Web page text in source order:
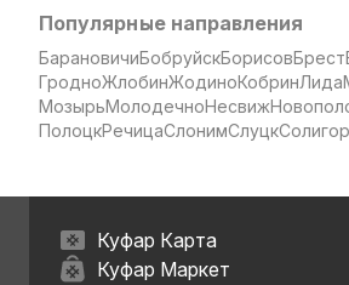
Популярные направления
БарановичиБобруйскБорисовБрест
ГродноЖлобинЖодиноКобринЛида
МозырьМолодечноНесвиж
ПолоцкРечицаСлонимСлуцк
Куфар Карта
Куфар Маркет